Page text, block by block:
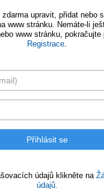
zdarma upravit, přidat nebo
www stránku. Nemáte-li
www stránku, pokračujte
Registrace.
údajů klikněte na
údajů.